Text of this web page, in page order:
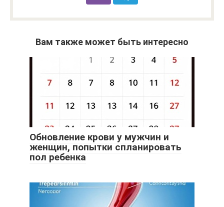
Вам также может быть интересно
Обновление крови у мужчин и
женщин, попытки спланировать
пол ребенка